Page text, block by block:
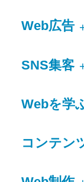
Web広告
SNS集客
Webを学
コンテン